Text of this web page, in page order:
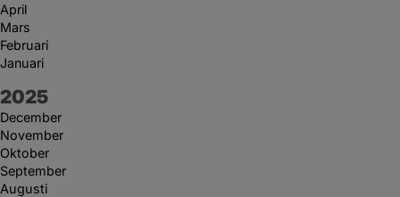
April
Mars
Februari
Januari
År:
2025
December
November
Oktober
September
Augusti